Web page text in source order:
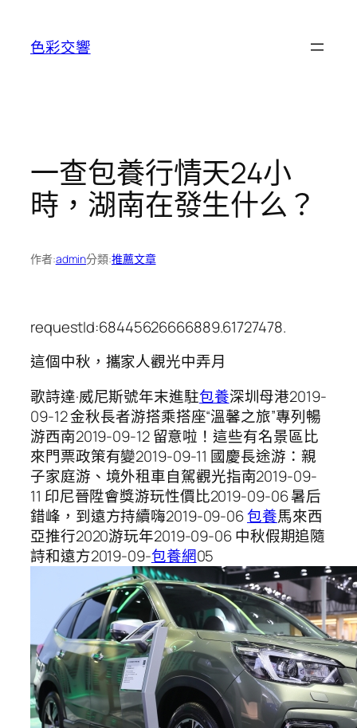
色彩交響
一查包養行情天24小
時，湖南在發生什么？
作者:admin分類:推薦文章
requestId:68445626666889.61727478.
這個中秋，攜家人觀光中弄月
歌詩達·威尼斯號年末進駐包養深圳母港2019-
09-12 金秋長者游搭乘搭座“溫馨之旅”專列暢
游西南2019-09-12 留意啦！這些有名景區比
來門票政策有變2019-09-11 國慶長途游：親
子家庭游、境外租車自駕觀光指南2019-09-
11 印尼晉陞會獎游玩性價比2019-09-06 暑后
錯峰，到遠方持續嗨2019-09-06包養馬來西
亞推行2020游玩年2019-09-06 中秋假期追隨
詩和遠方2019-09-包養網05